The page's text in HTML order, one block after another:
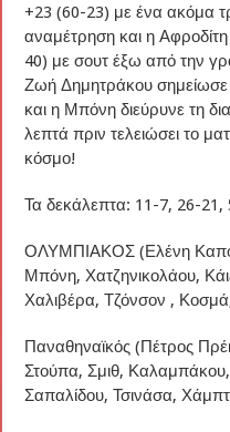
+23 (60-23) με ένα ακόμα
αναμέτρηση και η
40) με σουτ έξω από την
Ζωή Δημητράκου σημείωσε
και η Μπόνη διεύρυνε τη
λεπτά πριν τελειώσει το
κόσμο!
Τα δεκάλεπτα: 11-7, 26-21,
ΟΛΥΜΠΙΑΚΟΣ (Ελένη
Μπόνη, Χατζηνικολάου,
Χαλιβέρα, Τζόνσον ,
Παναθηναϊκός (Πέτρος
Στούπα, Σμιθ,
Σαπαλίδου, Τσινάσα,